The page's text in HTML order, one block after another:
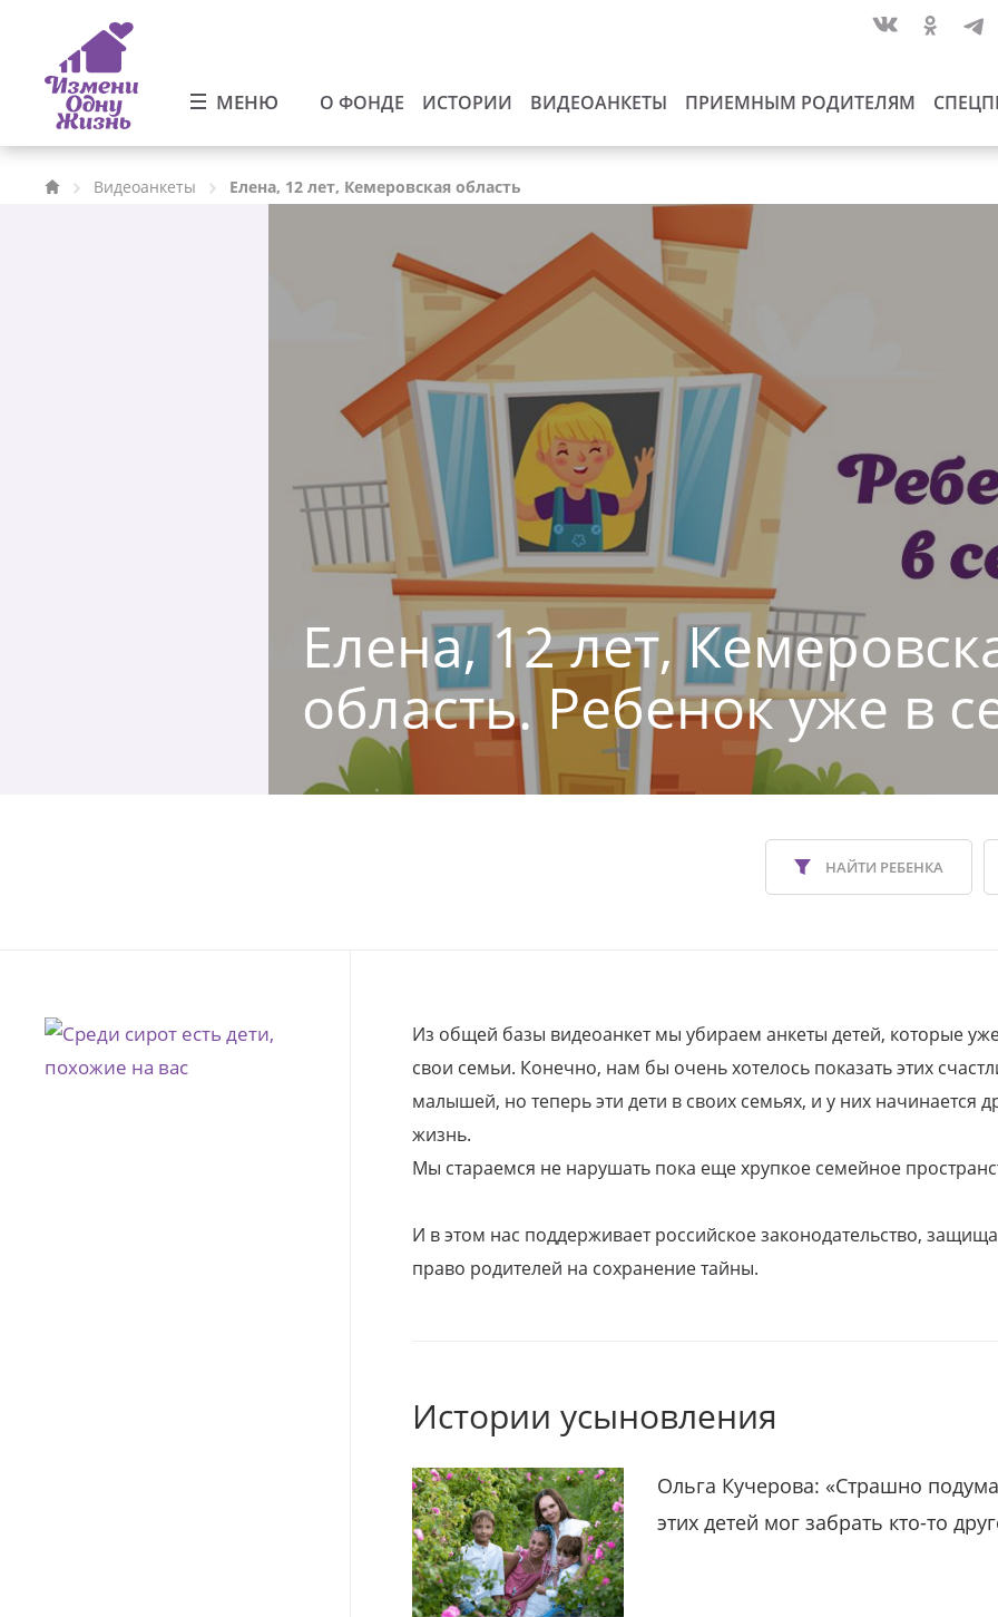
МЕНЮ О ФОНДЕ ИСТОРИИ ВИДЕОАНКЕТЫ ПРИЕМНЫМ РОДИТЕЛЯМ
Видеоанкеты Елена, 12 лет, Кемеровская область
Елена, 12 лет,
область. Ребенок уже в
НАЙТИ РЕБЕНКА
Из общей базы видеоанкет мы убираем анкеты детей, которые
свои семьи. Конечно, нам бы очень хотелось показать этих
малышей, но теперь эти дети в своих семьях, и у них начинается
жизнь.
Мы стараемся не нарушать пока еще хрупкое семейное
И в этом нас поддерживает российское законодательство,
право родителей на сохранение тайны.
Истории усыновления
Ольга Кучерова: «Страшно
этих детей мог забрать кто-то